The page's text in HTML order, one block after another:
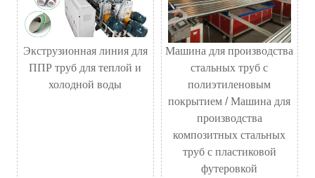
Экструзионная линия для
ППР труб для теплой и
холодной воды
Машина для производства
стальных труб с
полиэтиленовым
покрытием / Машина для
производства
композитных стальных
труб с пластиковой
футеровкой